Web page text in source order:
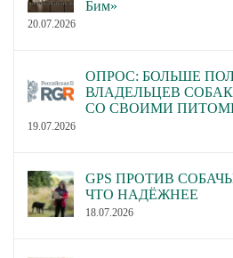
Бим»
20.07.2026
ОПРОС: БОЛЬШЕ
ВЛАДЕЛЬЦЕВ
СО СВОИМИ
19.07.2026
GPS ПРОТИВ
ЧТО НАДЁЖНЕЕ
18.07.2026